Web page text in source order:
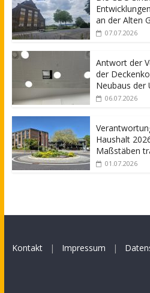
an der Alten
07.07.2026
Antwort der
der
Neubaus der
06.07.2026
Haushalt
Maßstäben
01.07.2026
Kontakt| Impressum |